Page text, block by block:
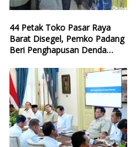
44 Petak Toko Pasar Raya
Barat Disegel, Pemko Padang
Beri Penghapusan Denda